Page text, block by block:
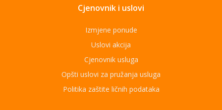
Cjenovnik i uslovi
Izmjene ponude
Uslovi akcija
Cjenovnik usluga
Opšti uslovi za pružanja usluga
Politika zaštite ličnih podataka